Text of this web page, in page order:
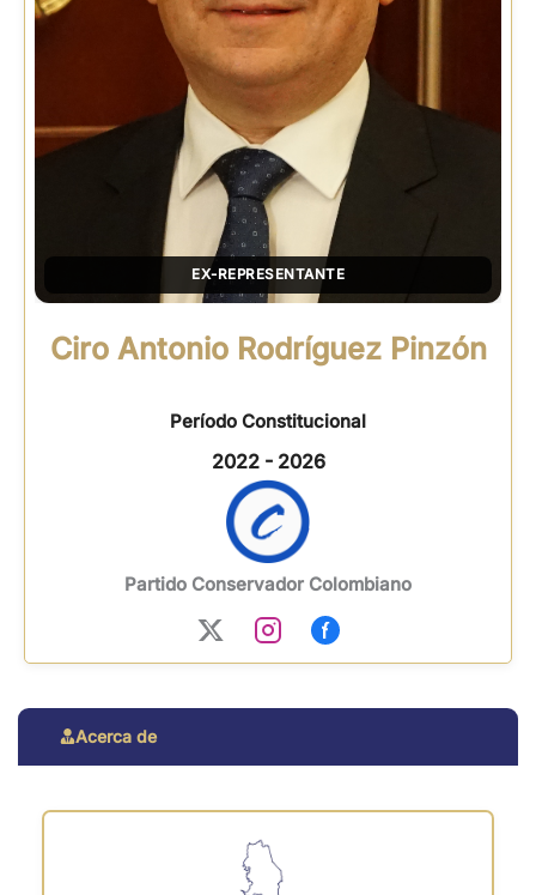
EX-REPRESENTANTE
Ciro Antonio Rodríguez Pinzón
Período Constitucional
2022 - 2026
Partido Conservador Colombiano
Acerca de